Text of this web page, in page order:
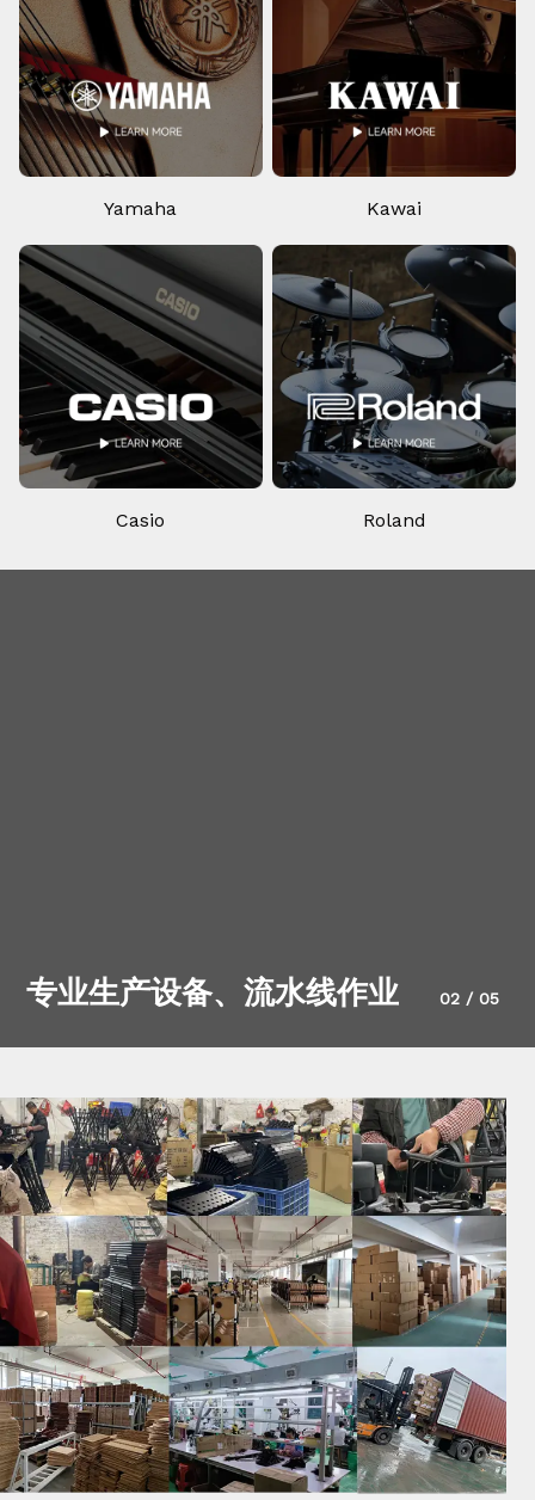
Yamaha Kawai
Casio Roland
专业生产设备、流水线作业 02 / 05